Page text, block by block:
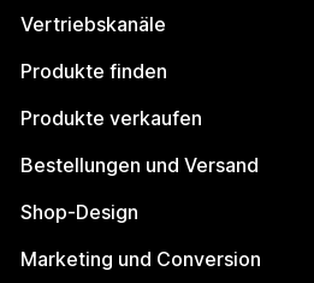
Vertriebskanäle
Produkte finden
Produkte verkaufen
Bestellungen und Versand
Shop-Design
Marketing und Conversion